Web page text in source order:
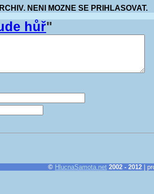
NENI MOZNE SE PRIHLASOVAT.
hůř"
© HlucnaSamota.net 2002 - 2012 |